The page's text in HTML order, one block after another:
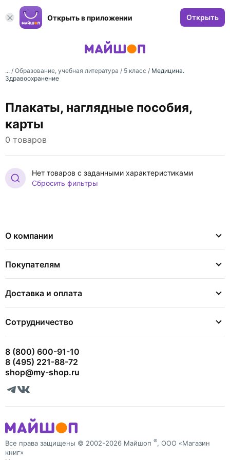
Открыть в приложении Открыть
... / Образование, учебная литература / 5 класс / Медицина.
Здравоохранение
Плакаты, наглядные пособия,
карты
0 товаров
Нет товаров с заданными характеристиками
Сбросить фильтры
О компании
Покупателям
Доставка и оплата
Сотрудничество
8 (800) 600-91-10
8 (495) 221-88-72
shop@my-shop.ru
Все права защищены © 2002-2026 Майшоп ®, ООО «Магазин
книг»